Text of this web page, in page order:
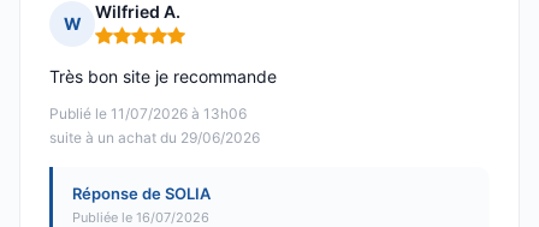
W
Wilfried A.
Note : 5 sur 5
Publié le 11/07/2026 à 13h06
suite à un achat du 29/06/2026
Très bon site je recommande
Réponse de SOLIA
Publiée le 16/07/2026